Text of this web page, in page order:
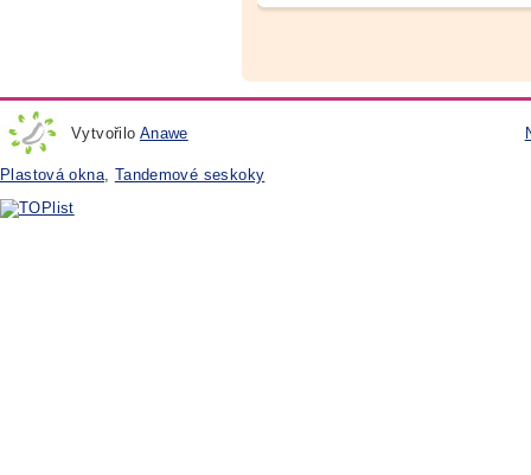
Vytvořilo Anawe
Plastová okna, Tandemové seskoky